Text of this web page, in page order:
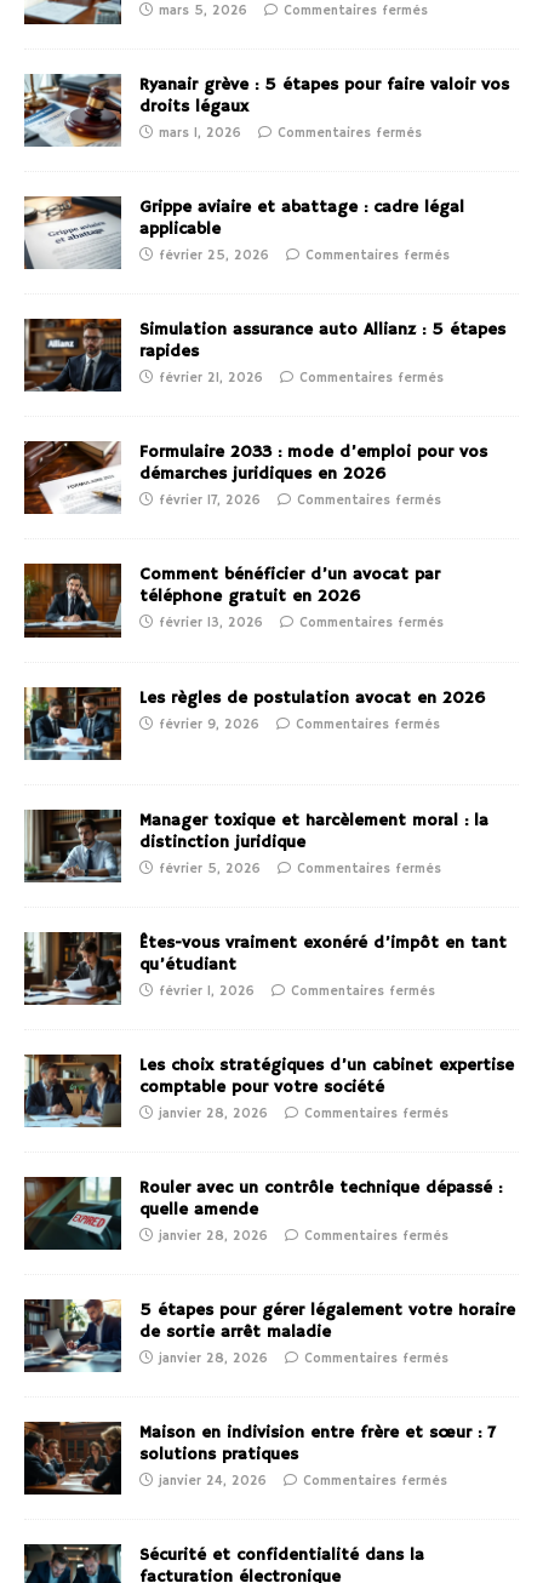
mars 5, 2026 Commentaires fermés
Ryanair grève : 5 étapes pour faire valoir vos
droits légaux
mars 1, 2026 Commentaires fermés
Grippe aviaire et abattage : cadre légal
applicable
février 25, 2026 Commentaires fermés
Simulation assurance auto Allianz : 5 étapes
rapides
février 21, 2026 Commentaires fermés
Formulaire 2033 : mode d’emploi pour vos
démarches juridiques en 2026
février 17, 2026 Commentaires fermés
Comment bénéficier d’un avocat par
téléphone gratuit en 2026
février 13, 2026 Commentaires fermés
Les règles de postulation avocat en 2026
février 9, 2026 Commentaires fermés
Manager toxique et harcèlement moral : la
distinction juridique
février 5, 2026 Commentaires fermés
Êtes-vous vraiment exonéré d’impôt en tant
qu’étudiant
février 1, 2026 Commentaires fermés
Les choix stratégiques d’un cabinet expertise
comptable pour votre société
janvier 28, 2026 Commentaires fermés
Rouler avec un contrôle technique dépassé :
quelle amende
janvier 28, 2026 Commentaires fermés
5 étapes pour gérer légalement votre horaire
de sortie arrêt maladie
janvier 28, 2026 Commentaires fermés
Maison en indivision entre frère et sœur : 7
solutions pratiques
janvier 24, 2026 Commentaires fermés
Sécurité et confidentialité dans la
facturation électronique